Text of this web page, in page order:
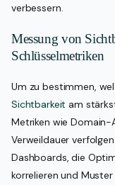
verbessern.
Messung von
Schlüsselmetriken
Um zu bestimmen,
Sichtbarkeit am
Metriken wie
Verweildauer
Dashboards, die
korrelieren und